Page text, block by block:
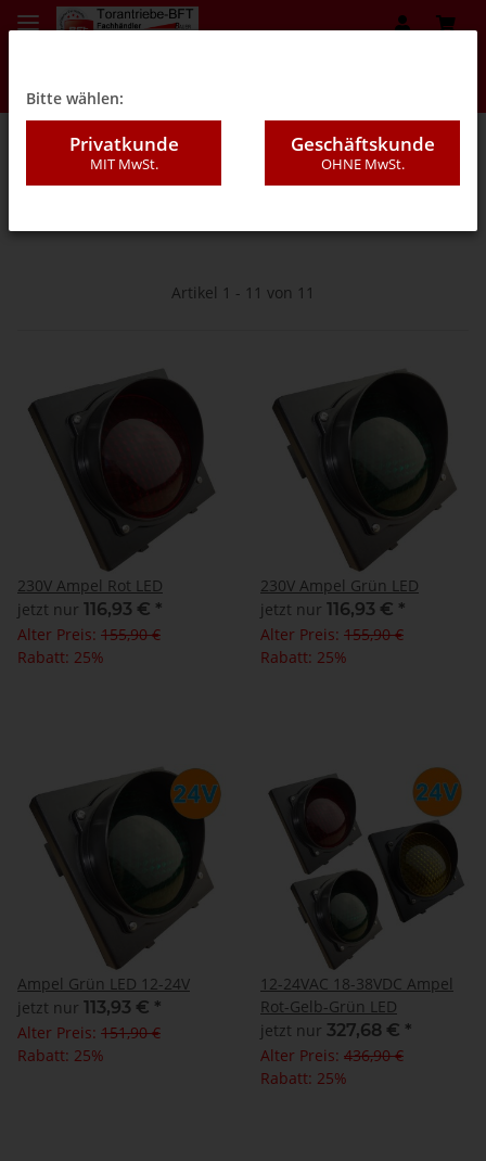
05Z - Zubehör
Artikel 1 - 11 von 11
230V Ampel Rot LED
jetzt nur 116,93 € *
Alter Preis: 155,90 €
Rabatt: 25%
230V Ampel Grün LED
jetzt nur 116,93 € *
Alter Preis: 155,90 €
Rabatt: 25%
Ampel Grün LED 12-24V
jetzt nur 113,93 € *
Alter Preis: 151,90 €
Rabatt: 25%
12-24VAC 18-38VDC Ampel
Rot-Gelb-Grün LED
jetzt nur 327,68 € *
Alter Preis: 436,90 €
Rabatt: 25%
Bitte wählen:
Privatkunde
MIT MwSt.
Geschäftskunde
OHNE MwSt.